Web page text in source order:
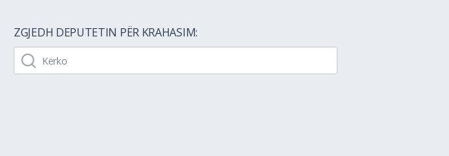
ZGJEDH DEPUTETIN PËR KRAHASIM: